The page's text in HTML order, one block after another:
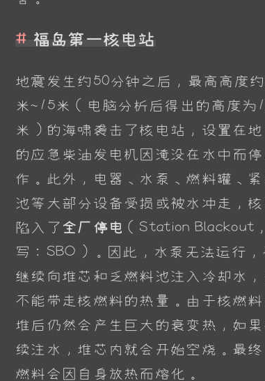
福岛第一核电站
地震发生约50分钟之后，最高高度
米~15米（电脑分析后得出的高度为
米）的海啸袭击了核电站，设置在
的应急柴油发电机因淹没在水中而停
作。此外，电器、水泵、燃料罐、紧
池等大部分设备受损或被水冲走，核
陷入了 全厂停电 （Station Blackout
写：SBO）。因此，水泵无法运行，
继续向堆芯和乏燃料池注入冷却水，
不能带走核燃料的热量。由于核燃
堆后仍然会产生巨大的衰变热，如果
续注水，堆芯内就会开始空烧。最终
燃料会因自身放热而熔化。